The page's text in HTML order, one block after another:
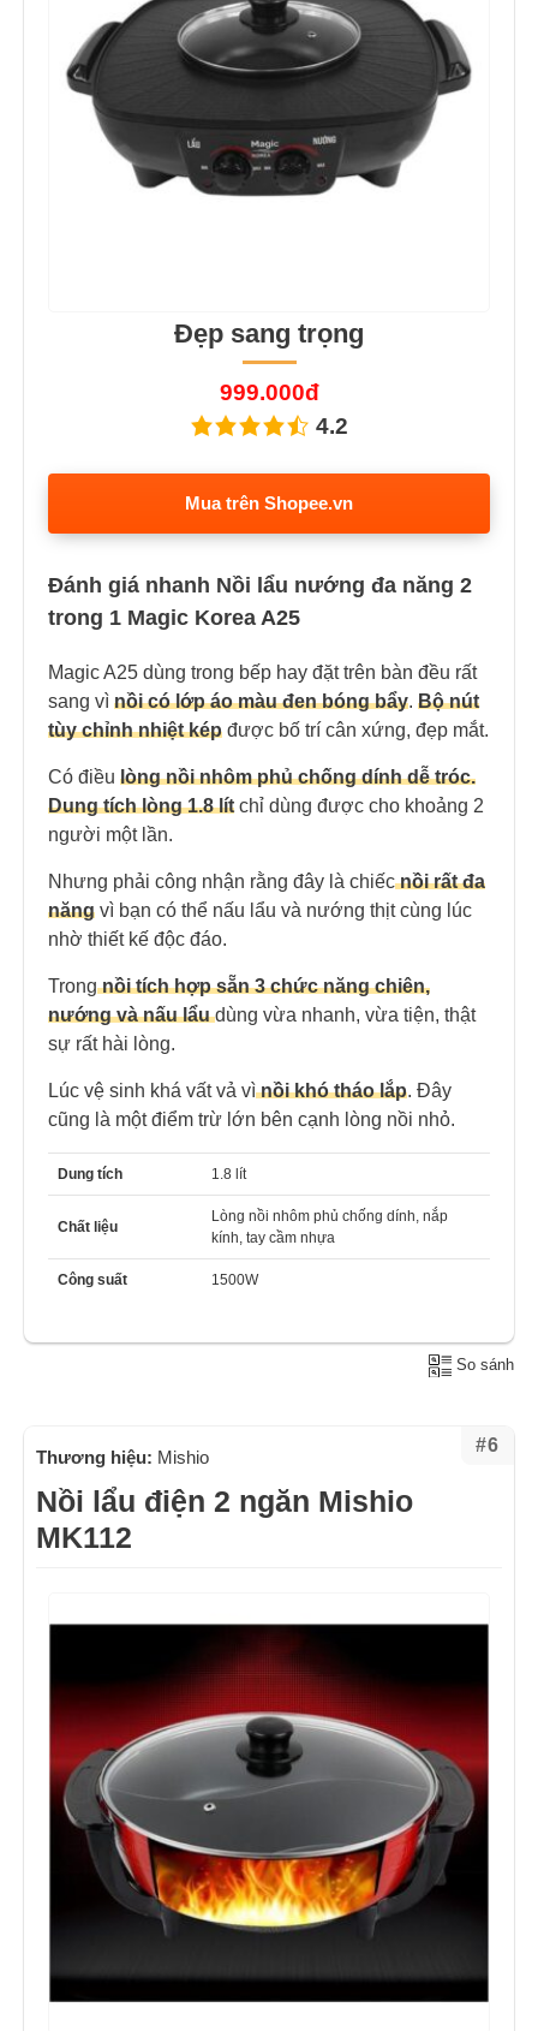
Đẹp sang trọng
999.000đ
4.2
Mua trên Shopee.vn
Đánh giá nhanh Nồi lẩu nướng đa năng 2
trong 1 Magic Korea A25
Magic A25 dùng trong bếp hay đặt trên bàn đều rất
sang vì nồi có lớp áo màu đen bóng bẩy. Bộ nút
tùy chỉnh nhiệt kép được bố trí cân xứng, đẹp mắt.
Có điều lòng nồi nhôm phủ chống dính dễ tróc.
Dung tích lòng 1.8 lít chỉ dùng được cho khoảng 2
người một lần.
Nhưng phải công nhận rằng đây là chiếcnồi rất đa
năng vì bạn có thể nấu lẩu và nướng thịt cùng lúc
nhờ thiết kế độc đáo.
Trongnồi tích hợp sẵn 3 chức năng chiên,
nướng và nấu lẩu dùng vừa nhanh, vừa tiện, thật
sự rất hài lòng.
Lúc vệ sinh khá vất vả vìnồi khó tháo lắp. Đây
cũng là một điểm trừ lớn bên cạnh lòng nồi nhỏ.
Dung tích 1.8 lít
Chất liệu
Lòng nồi nhôm phủ chống dính, nắp
kính, tay cầm nhựa
Công suất 1500W
So sánh
#6
Thương hiệu: Mishio
Nồi lẩu điện 2 ngăn Mishio
MK112